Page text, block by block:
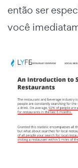
então ser
você